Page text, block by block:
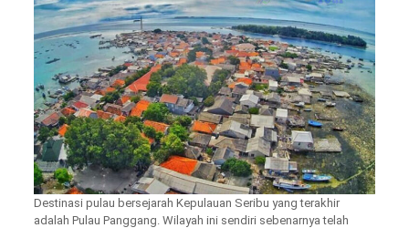
Destinasi pulau bersejarah Kepulauan Seribu yang terakhir
adalah Pulau Panggang. Wilayah ini sendiri sebenarnya telah